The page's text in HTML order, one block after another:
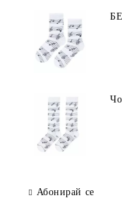
Абонирай се